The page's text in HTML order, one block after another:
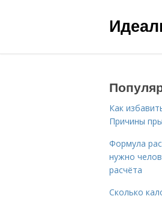
Как
Причины
Формула
нужно
расчёта
Сколько